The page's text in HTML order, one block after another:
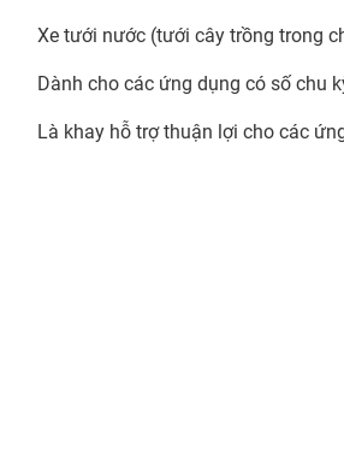
Xe tưới nước (tưới cây trồng trong
Dành cho các ứng dụng có số chu
Là khay hỗ trợ thuận lợi cho các